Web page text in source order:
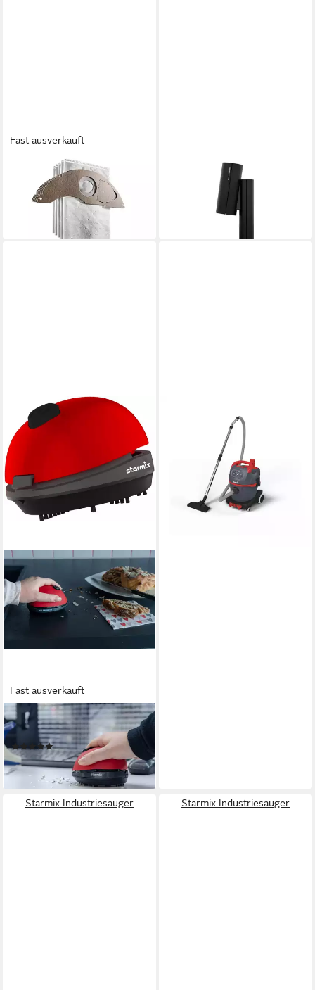
Fast ausverkauft
Industriesauger
29,16 €
lieferbar - in 2-3 Werktagen bei dir
Industriesauger
mtl. in 12 Raten
Fast ausverkauft
STARMIX
Industriesauger
(2)
17,33 €
lieferbar - in 2-3 Werktagen bei dir
Industriesauger
mtl. in 24 Raten
lieferbar - in 2-3 Werktagen bei dir
Starmix Industriesauger Starmix Industriesauger